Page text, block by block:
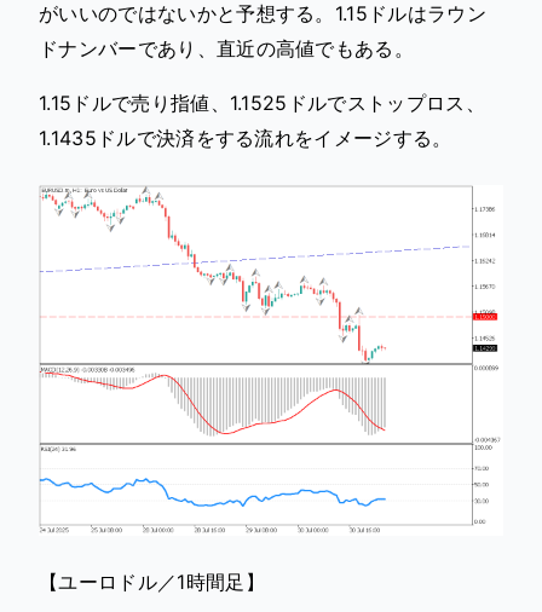
がいいのではないかと予想する。1.15ドルはラウン
ドナンバーであり、直近の高値でもある。
1.15ドルで売り指値、1.1525ドルでストップロス、
1.1435ドルで決済をする流れをイメージする。
【ユーロドル／1時間足】